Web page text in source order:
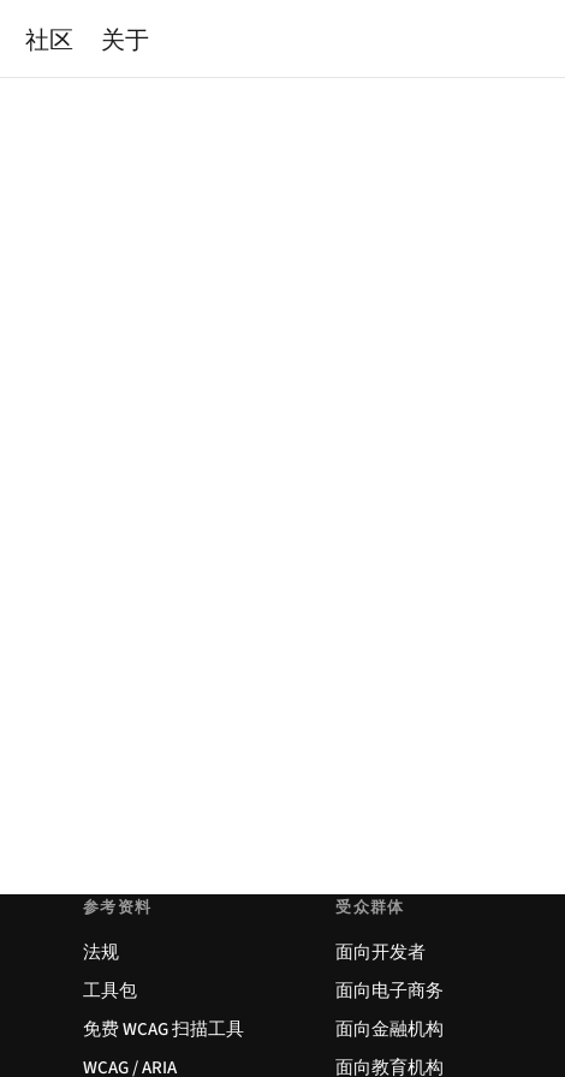
社区 关于
参考资料
法规
工具包
免费 WCAG 扫描工具
WCAG / ARIA
受众群体
面向开发者
面向电子商务
面向金融机构
面向教育机构